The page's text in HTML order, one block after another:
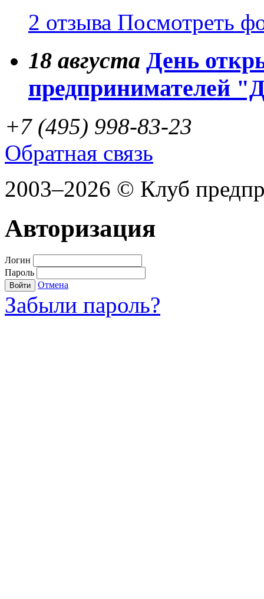
2 отзыва Посмотреть
18 августа День
предпринимателей
+7 (495) 998-83-23
Обратная связь
2003–2026 © Клуб
Авторизация
Логин
Пароль
Войти Отмена
Забыли пароль?